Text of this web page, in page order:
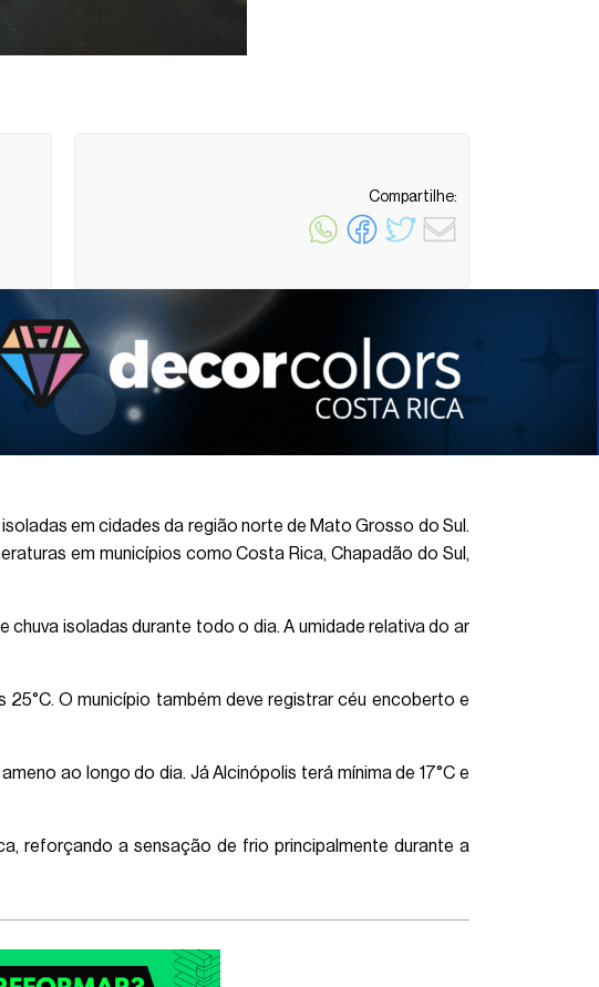
Compartilhe:
em cidades da região norte de Mato Grosso do Sul.
em municípios como Costa Rica, Chapadão do Sul,
chuva isoladas durante todo o dia. A umidade relativa do ar
25°C. O município também deve registrar céu encoberto e
ao longo do dia. Já Alcinópolis terá mínima de 17°C e
reforçando a sensação de frio principalmente durante a